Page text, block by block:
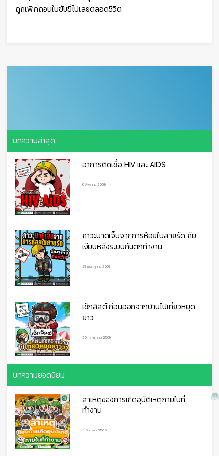
ถูกเพิกถอนใบขับขี่ไปเลยตลอดชีวิต
บทความล่าสุด
อาการติดเชื้อ HIV และ AIDS
6 สิงหาคม 2569
ภาวะบาดเจ็บจากการห้อยในสายรัด ภัย
เงียบหลังระบบกันตกทำงาน
29 กรกฎาคม 2569
เช็กลิสต์ ก่อนออกจากบ้านไปเที่ยวหยุด
ยาว
25 กรกฎาคม 2569
บทความยอดนิยม
สาเหตุของการเกิดอุบัติเหตุภายในที่
ทำงาน
4 มิถุนายน 2565